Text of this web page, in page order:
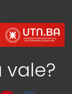
vale?